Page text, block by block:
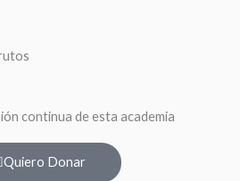
continua de esta academia
Quiero Donar